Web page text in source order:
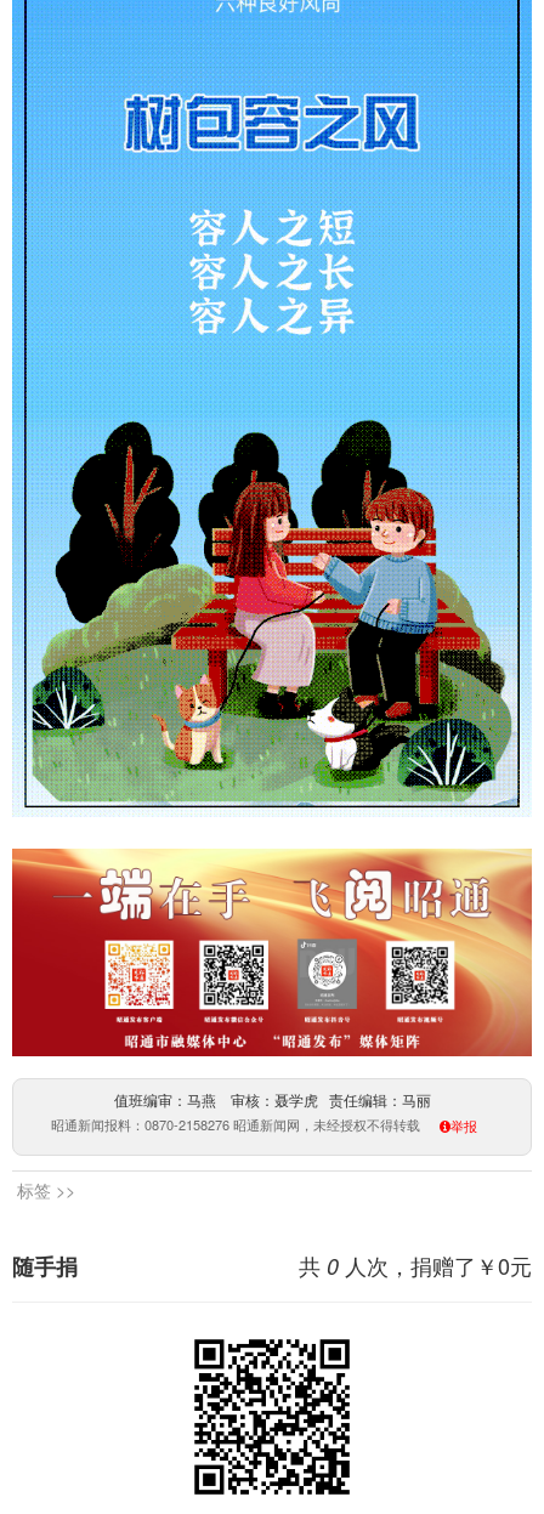
值班编审：马燕 审核：聂学虎 责任编辑：马丽
昭通新闻报料：0870-2158276 昭通新闻网，未经授权不得转载 举报
标签 >>
共 0 人次，捐赠了￥0元
随手捐